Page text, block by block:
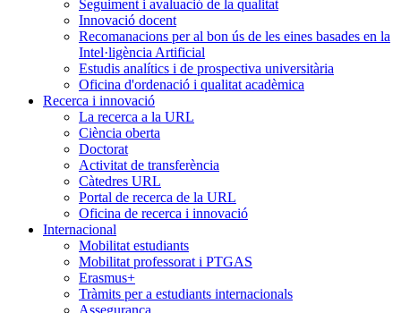
Seguiment i avaluació de la qualitat
Innovació docent
Recomanacions per al bon ús de les eines basades en la
Intel·ligència Artificial
Estudis analítics i de prospectiva universitària
Oficina d'ordenació i qualitat acadèmica
Recerca i innovació
La recerca a la URL
Ciència oberta
Doctorat
Activitat de transferència
Càtedres URL
Portal de recerca de la URL
Oficina de recerca i innovació
Internacional
Mobilitat estudiants
Mobilitat professorat i PTGAS
Erasmus+
Tràmits per a estudiants internacionals
Assegurança